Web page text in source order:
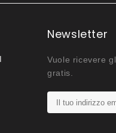
Newsletter
Vuole ricevere
gratis.